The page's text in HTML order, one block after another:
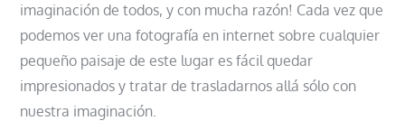
imaginación de todos, y con mucha razón! Cada vez que
podemos ver una fotografía en internet sobre cualquier
pequeño paisaje de este lugar es fácil quedar
impresionados y tratar de trasladarnos allá sólo con
nuestra imaginación.